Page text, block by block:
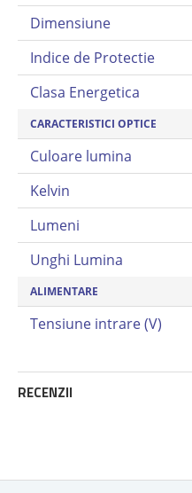
Dimensiune
Indice de Protectie
Clasa Energetica
CARACTERISTICI OPTICE
Culoare lumina
Kelvin
Lumeni
Unghi Lumina
ALIMENTARE
Tensiune intrare (V)
RECENZII